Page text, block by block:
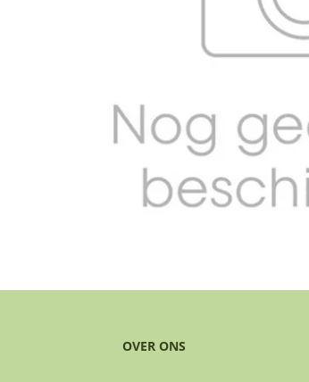
OVER ONS